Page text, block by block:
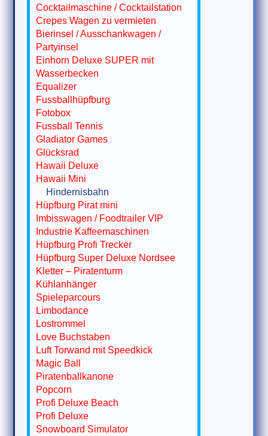
Cocktailmaschine / Cocktailstation
Crepes Wagen zu vermieten
Bierinsel / Ausschankwagen /
Partyinsel
Einhorn Deluxe SUPER mit
Wasserbecken
Equalizer
Fussballhüpfburg
Fotobox
Fussball Tennis
Gladiator Games
Glücksrad
Hawaii Deluxe
Hawaii Mini
Hindernisbahn
Hüpfburg Pirat mini
Imbisswagen / Foodtrailer VIP
Industrie Kaffeemaschinen
Hüpfburg Profi Trecker
Hüpfburg Super Deluxe Nordsee
Kletter – Piratenturm
Kühlanhänger
Spieleparcours
Limbodance
Lostrommel
Love Buchstaben
Luft Torwand mit Speedkick
Magic Ball
Piratenballkanone
Popcorn
Profi Deluxe Beach
Profi Deluxe
Snowboard Simulator